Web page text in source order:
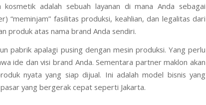
kosmetik adalah sebuah layanan di mana Anda sebagai
“meminjam” fasilitas produksi, keahlian, dan legalitas dari
produk atas nama brand Anda sendiri.
pabrik apalagi pusing dengan mesin produksi. Yang perlu
ide dan visi brand Anda. Sementara partner maklon akan
nyata yang siap dijual. Ini adalah model bisnis yang
yang bergerak cepat seperti Jakarta.